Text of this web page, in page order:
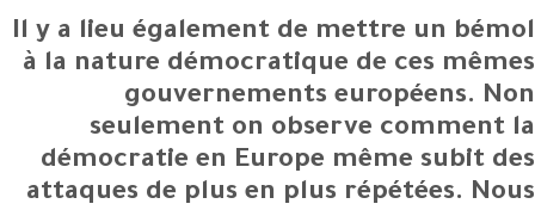
Il y a lieu également de mettre un bémol
à la nature démocratique de ces mêmes
gouvernements européens. Non
seulement on observe comment la
démocratie en Europe même subit des
attaques de plus en plus répétées. Nous